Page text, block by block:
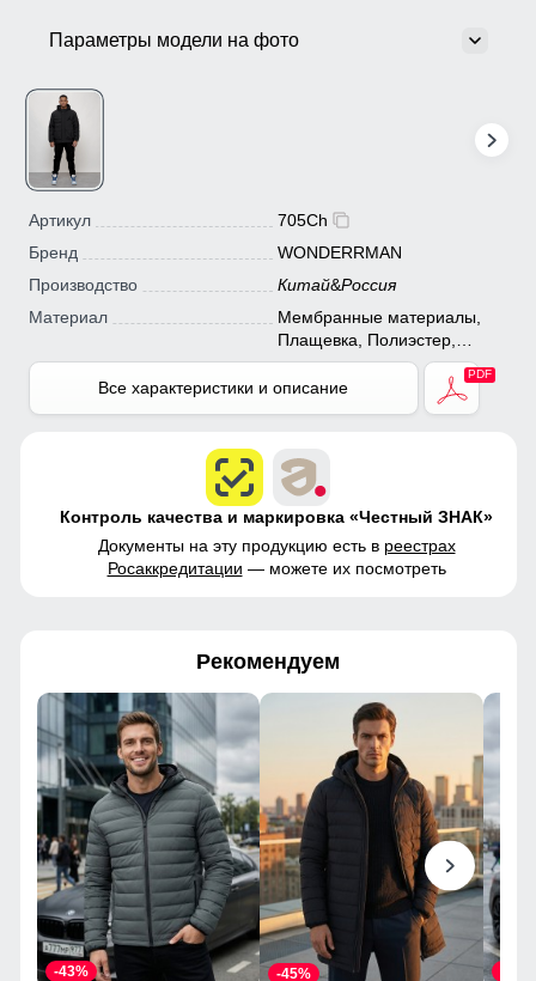
Параметры модели на фото
Артикул
705Ch
Бренд
WONDERRMAN
Производство
Китай&Россия
Материал
Мембранные материалы,
Плащевка, Полиэстер,
Болонь
Все характеристики и описание
Контроль качества и маркировка «Честный ЗНАК»
Документы на эту продукцию есть в реестрах
Росаккредитации — можете их посмотреть
Рекомендуем
-43% -45%